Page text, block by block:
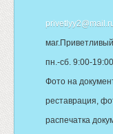
пн.-сб. 9:00-
Фото на
реставрация,
распечатка